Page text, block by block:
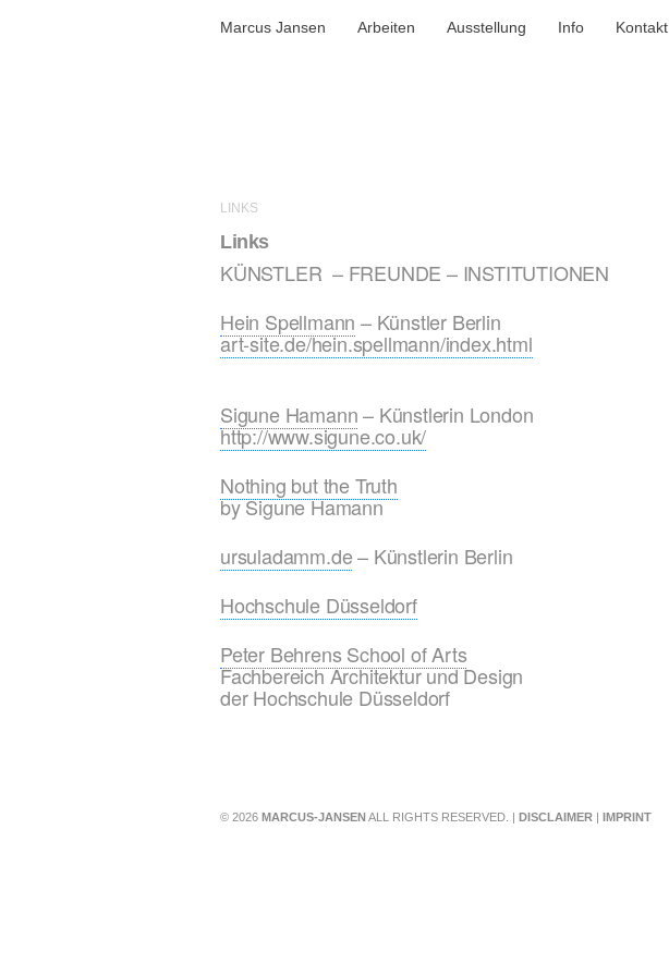
Marcus Jansen Arbeiten Ausstellung Info Kontakt
LINKS
Links
KÜNSTLER – FREUNDE – INSTITUTIONEN
Hein Spellmann – Künstler Berlin
art-site.de/hein.spellmann/index.html
Sigune Hamann– Künstlerin London
http://www.sigune.co.uk/
Nothing but the Truth
by Sigune Hamann
ursuladamm.de– Künstlerin Berlin
Hochschule Düsseldorf
Peter Behrens School of Arts
Fachbereich Architektur und Design
der Hochschule Düsseldorf
© 2026 MARCUS-JANSENALL RIGHTS RESERVED. | DISCLAIMER | IMPRINT